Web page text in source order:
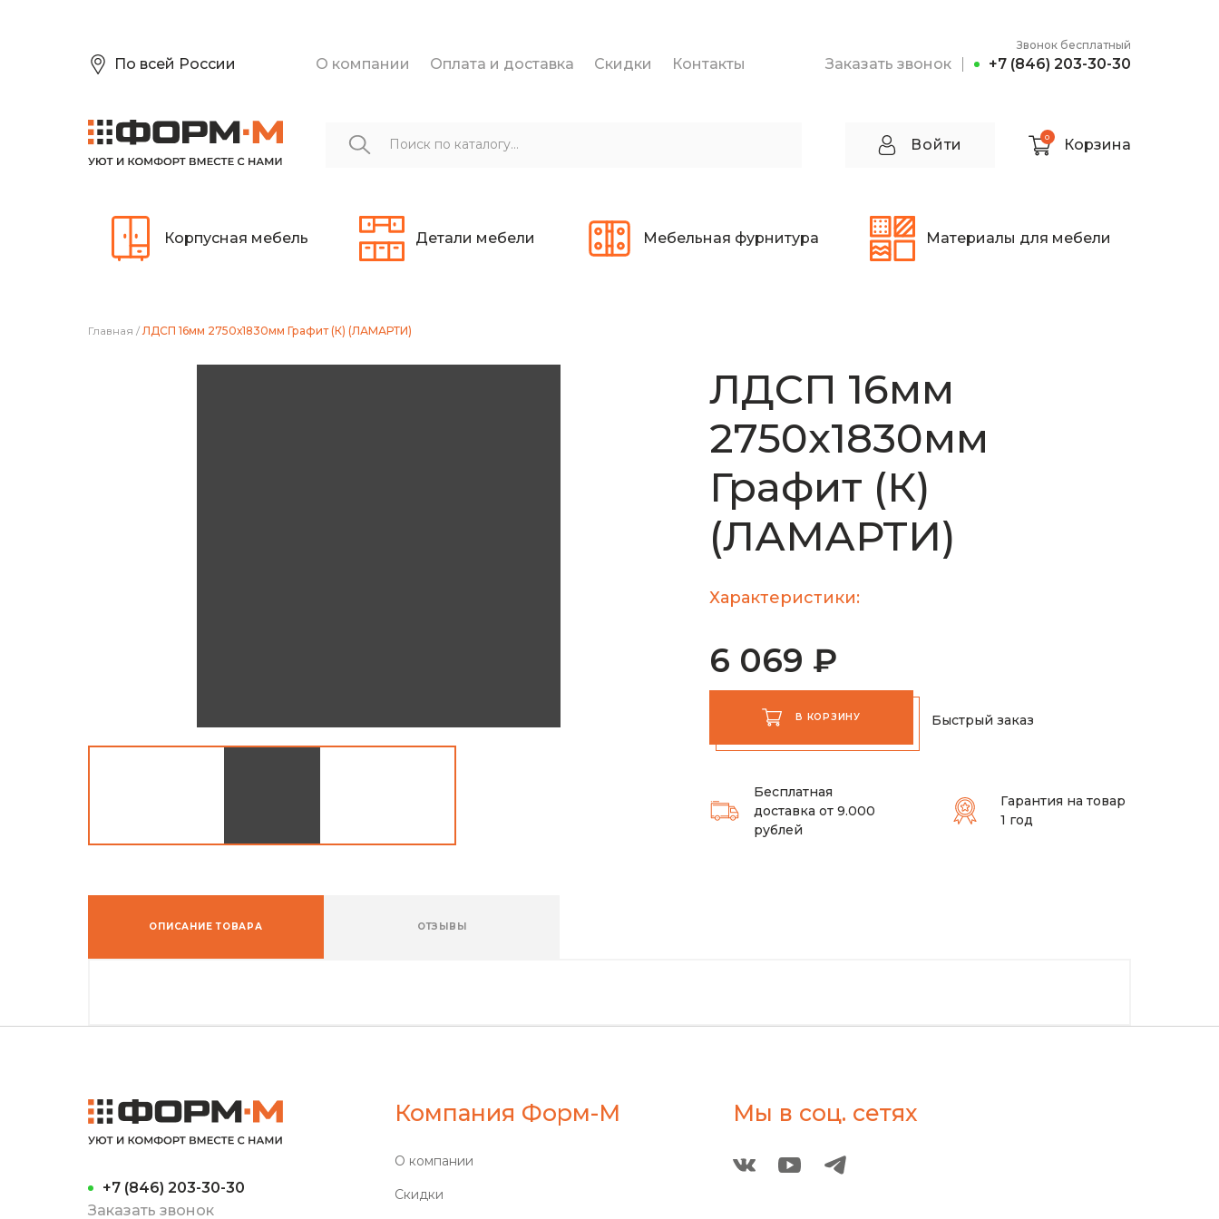
По всей России О компании Оплата и доставка Скидки Контакты Заказать звонок
Звонок бесплатный
+7 (846) 203-30-30
Войти 0 Корзина
Корпусная мебель Детали мебели Мебельная фурнитура Материалы для мебели
Главная / ЛДСП 16мм 2750х1830мм Графит (К) (ЛАМАРТИ)
ЛДСП 16мм
2750х1830мм
Графит (К)
(ЛАМАРТИ)
Характеристики:
6 069 ₽
В КОРЗИНУ Быстрый заказ
Бесплатная
доставка от 9.000
рублей
Гарантия на товар
1 год
ОПИСАНИЕ ТОВАРА ОТЗЫВЫ
+7 (846) 203-30-30
Заказать звонок
Компания Форм-М
О компании
Скидки
Мы в соц. сетях